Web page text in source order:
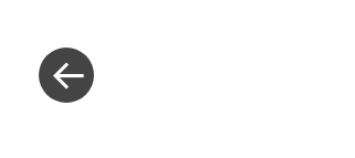
Vorig
bericht